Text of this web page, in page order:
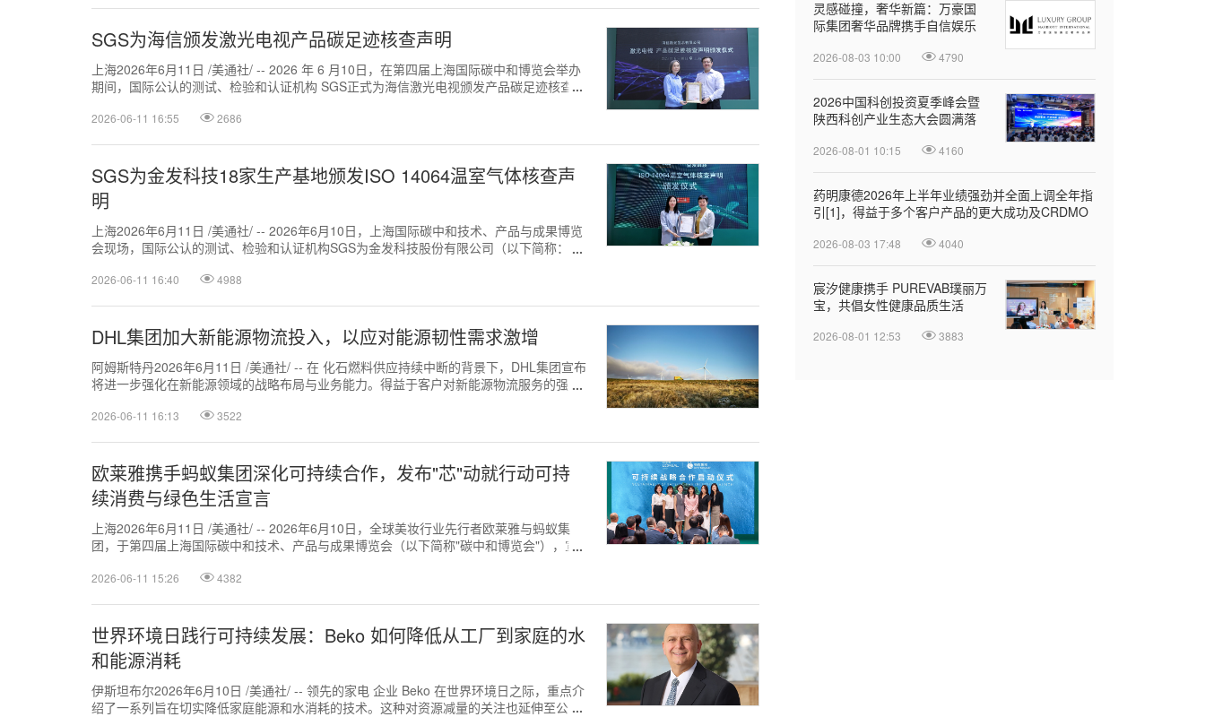
SGS为海信颁发激光电视产品碳足迹核查声明
上海2026年6月11日 /美通社/ -- 2026 年 6 月10日，在第四届上海国际碳中和博览会举办
期间，国际公认的测试、检验和认证机构 SGS正式为海信激光电视颁发产品碳足迹核查声
2026-06-11 16:55 2686
SGS为金发科技18家生产基地颁发ISO 14064温室气体核查声
明
上海2026年6月11日 /美通社/ -- 2026年6月10日，上海国际碳中和技术、产品与成果博览
会现场，国际公认的测试、检验和认证机构SGS为金发科技股份有限公司（以下简称：金
2026-06-11 16:40 4988
DHL集团加大新能源物流投入，以应对能源韧性需求激增
阿姆斯特丹2026年6月11日 /美通社/ -- 在 化石燃料供应持续中断的背景下，DHL集团宣布
将进一步强化在新能源领域的战略布局与业务能力。得益于客户对新能源物流服务的强劲
2026-06-11 16:13 3522
欧莱雅携手蚂蚁集团深化可持续合作，发布"芯"动就行动可持
续消费与绿色生活宣言
上海2026年6月11日 /美通社/ -- 2026年6月10日，全球美妆行业先行者欧莱雅与蚂蚁集
团，于第四届上海国际碳中和技术、产品与成果博览会（以下简称"碳中和博览会"），宣
2026-06-11 15:26 4382
世界环境日践行可持续发展：Beko 如何降低从工厂到家庭的水
和能源消耗
伊斯坦布尔2026年6月10日 /美通社/ -- 领先的家电 企业 Beko 在世界环境日之际，重点介
绍了一系列旨在切实降低家庭能源和水消耗的技术。这种对资源减量的关注也延伸至公司
灵感碰撞，奢华新篇：万豪国
际集团奢华品牌携手自信娱乐
2026-08-03 10:00 4790
2026中国科创投资夏季峰会暨
陕西科创产业生态大会圆满落
2026-08-01 10:15 4160
药明康德2026年上半年业绩强劲并全面上调全年指
引[1]，得益于多个客户产品的更大成功及CRDMO
2026-08-03 17:48 4040
宸汐健康携手 PUREVAB璞丽万
宝，共倡女性健康品质生活
2026-08-01 12:53 3883